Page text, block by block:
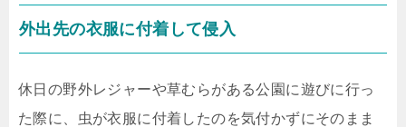
外出先の衣服に付着して侵入
休日の野外レジャーや草むらがある公園に遊びに行っ
た際に、虫が衣服に付着したのを気付かずにそのまま